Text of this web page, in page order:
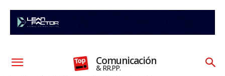
Comunicación
& RR.PP.